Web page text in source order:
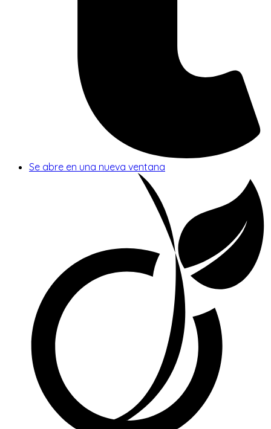
Se abre en una nueva ventana